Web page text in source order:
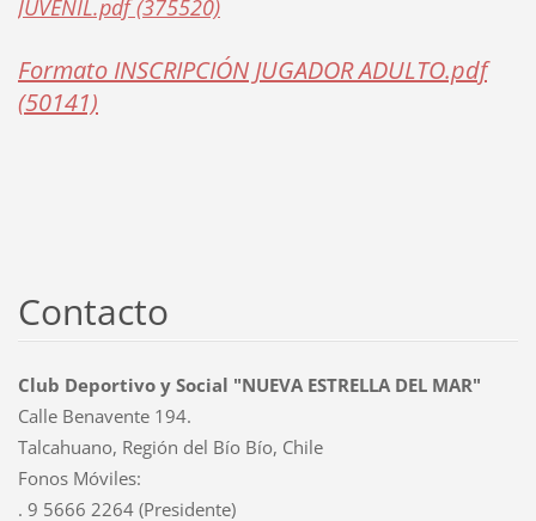
JUVENIL.pdf (375520)
Formato INSCRIPCIÓN JUGADOR ADULTO.pdf
(50141)
Contacto
Club Deportivo y Social "NUEVA ESTRELLA DEL MAR"
Calle Benavente 194.
Talcahuano, Región del Bío Bío, Chile
Fonos Móviles:
. 9 5666 2264 (Presidente)